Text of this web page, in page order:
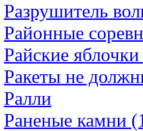
Разрушитель
Районные
Райские яблочки
Ракеты не
Ралли
Раненые камни